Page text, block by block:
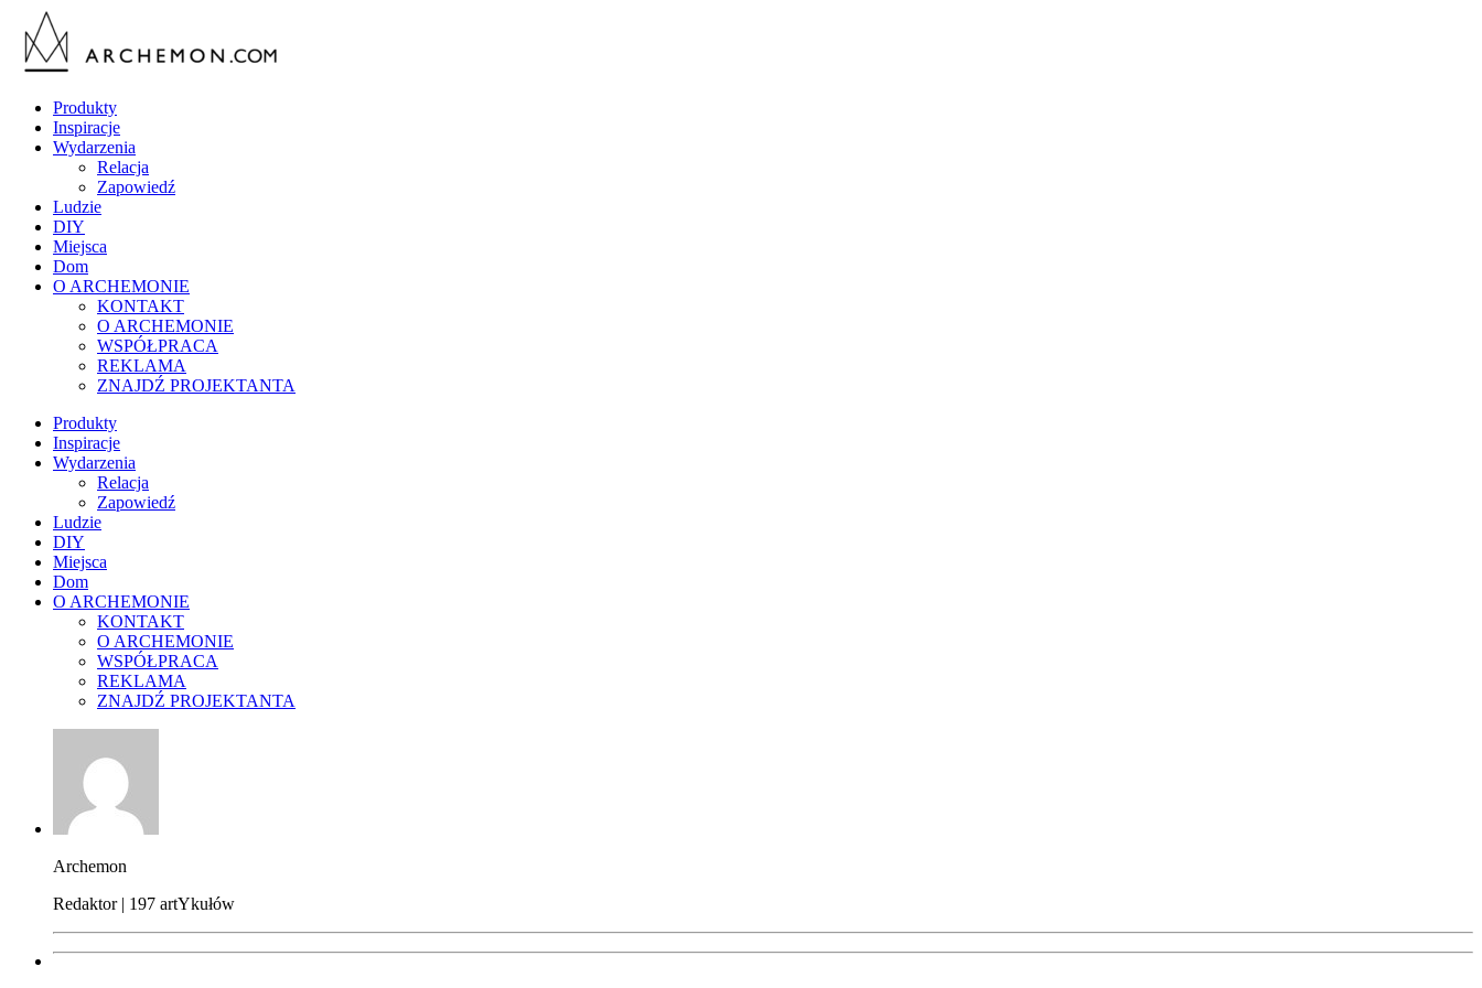
Produkty
Inspiracje
Wydarzenia
Relacja
Zapowiedź
Ludzie
DIY
Miejsca
Dom
O ARCHEMONIE
KONTAKT
O ARCHEMONIE
WSPÓŁPRACA
REKLAMA
ZNAJDŹ PROJEKTANTA
Produkty
Inspiracje
Wydarzenia
Relacja
Zapowiedź
Ludzie
DIY
Miejsca
Dom
O ARCHEMONIE
KONTAKT
O ARCHEMONIE
WSPÓŁPRACA
REKLAMA
ZNAJDŹ PROJEKTANTA
Archemon
Redaktor | 197 artYkułów